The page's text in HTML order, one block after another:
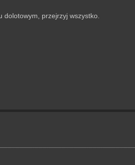
dolotowym, przejrzyj wszystko.